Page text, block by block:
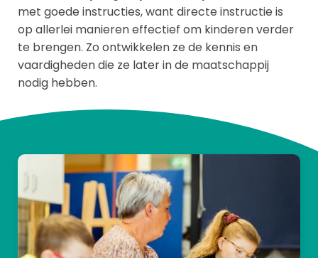
met goede instructies, want directe instructie is
op allerlei manieren effectief om kinderen verder
te brengen. Zo ontwikkelen ze de kennis en
vaardigheden die ze later in de maatschappij
nodig hebben.